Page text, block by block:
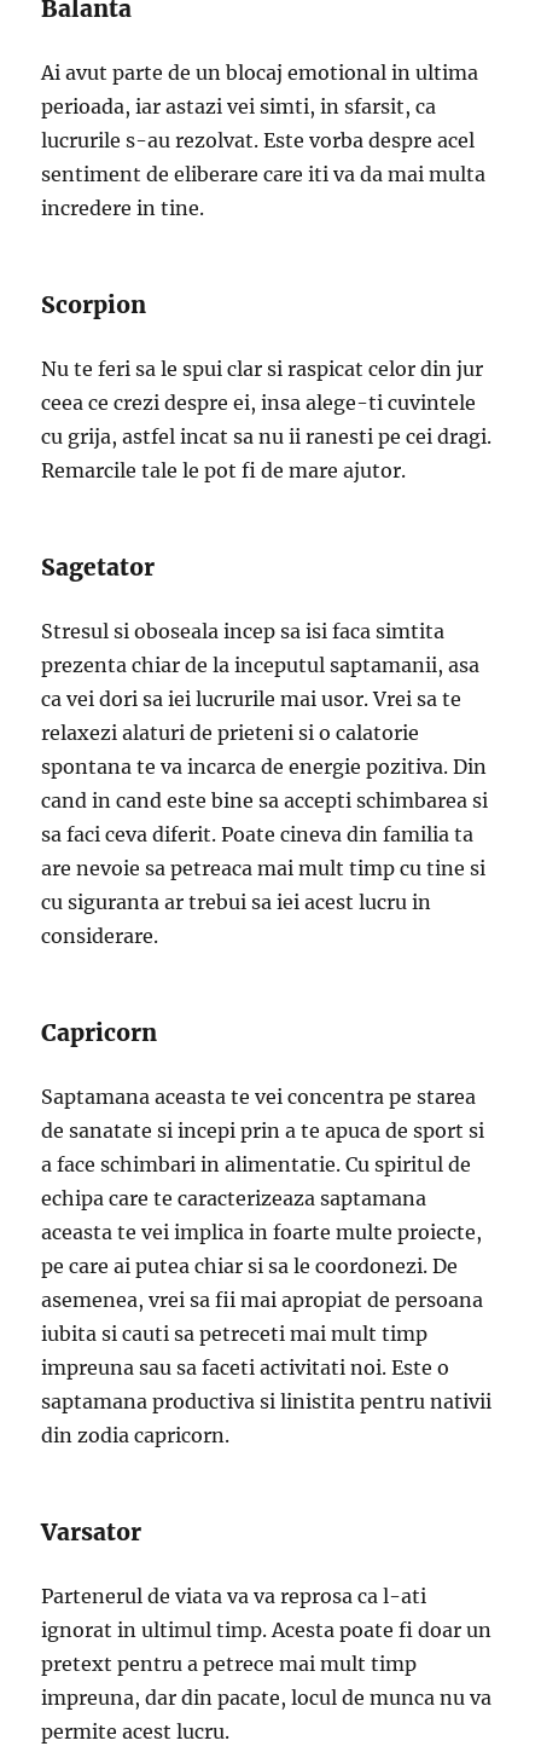
Balanta
Ai avut parte de un blocaj emotional in ultima
perioada, iar astazi vei simti, in sfarsit, ca
lucrurile s-au rezolvat. Este vorba despre acel
sentiment de eliberare care iti va da mai multa
incredere in tine.
Scorpion
Nu te feri sa le spui clar si raspicat celor din jur
ceea ce crezi despre ei, insa alege-ti cuvintele
cu grija, astfel incat sa nu ii ranesti pe cei dragi.
Remarcile tale le pot fi de mare ajutor.
Sagetator
Stresul si oboseala incep sa isi faca simtita
prezenta chiar de la inceputul saptamanii, asa
ca vei dori sa iei lucrurile mai usor. Vrei sa te
relaxezi alaturi de prieteni si o calatorie
spontana te va incarca de energie pozitiva. Din
cand in cand este bine sa accepti schimbarea si
sa faci ceva diferit. Poate cineva din familia ta
are nevoie sa petreaca mai mult timp cu tine si
cu siguranta ar trebui sa iei acest lucru in
considerare.
Capricorn
Saptamana aceasta te vei concentra pe starea
de sanatate si incepi prin a te apuca de sport si
a face schimbari in alimentatie. Cu spiritul de
echipa care te caracterizeaza saptamana
aceasta te vei implica in foarte multe proiecte,
pe care ai putea chiar si sa le coordonezi. De
asemenea, vrei sa fii mai apropiat de persoana
iubita si cauti sa petreceti mai mult timp
impreuna sau sa faceti activitati noi. Este o
saptamana productiva si linistita pentru nativii
din zodia capricorn.
Varsator
Partenerul de viata va va reprosa ca l-ati
ignorat in ultimul timp. Acesta poate fi doar un
pretext pentru a petrece mai mult timp
impreuna, dar din pacate, locul de munca nu va
permite acest lucru.